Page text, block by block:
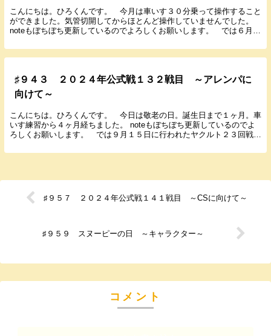
こんにちは。ひろくんです。 今月は車いす３０分乗って操作すること
ができました。気管切開してからほとんど操作していませんでした。
noteもぼちぼち更新しているのでよろしくお願いします。 では６月１
♯９４３ ２０２４年公式戦１３２戦目 ～アレンパに
向けて～
こんにちは。ひろくんです。 今日は敬老の日。誕生日まで１ヶ月。車
いす練習から４ヶ月経ちました。 noteもぼちぼち更新しているのでよ
ろしくお願いします。 では９月１５日に行われたヤクルト２３回戦の
♯９５７ ２０２４年公式戦１４１戦目 ～CSに向けて～
♯９５９ スヌーピーの日 ～キャラクター～
コメント